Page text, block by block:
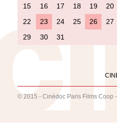
15
16 17 18 19 20
22
23 24 25 26 27
29
30 31
© 2015 - Cinédoc Paris Films Coop -